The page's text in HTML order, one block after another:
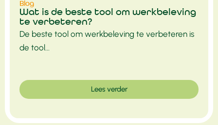
Blog
Wat is de beste tool om werkbeleving
te verbeteren?
De beste tool om werkbeleving te verbeteren is
de tool...
Lees verder